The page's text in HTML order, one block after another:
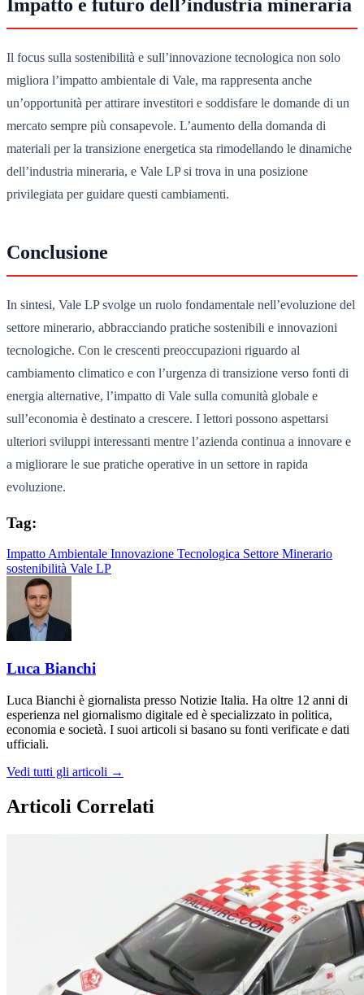
Impatto e futuro dell’industria mineraria
Il focus sulla sostenibilità e sull’innovazione tecnologica non solo
migliora l’impatto ambientale di Vale, ma rappresenta anche
un’opportunità per attirare investitori e soddisfare le domande di un
mercato sempre più consapevole. L’aumento della domanda di
materiali per la transizione energetica sta rimodellando le dinamiche
dell’industria mineraria, e Vale LP si trova in una posizione
privilegiata per guidare questi cambiamenti.
Conclusione
In sintesi, Vale LP svolge un ruolo fondamentale nell’evoluzione del
settore minerario, abbracciando pratiche sostenibili e innovazioni
tecnologiche. Con le crescenti preoccupazioni riguardo al
cambiamento climatico e con l’urgenza di transizione verso fonti di
energia alternative, l’impatto di Vale sulla comunità globale e
sull’economia è destinato a crescere. I lettori possono aspettarsi
ulteriori sviluppi interessanti mentre l’azienda continua a innovare e
a migliorare le sue pratiche operative in un settore in rapida
evoluzione.
Tag:
Impatto Ambientale Innovazione Tecnologica Settore Minerario
sostenibilità Vale LP
Luca Bianchi
Luca Bianchi è giornalista presso Notizie Italia. Ha oltre 12 anni di
esperienza nel giornalismo digitale ed è specializzato in politica,
economia e società. I suoi articoli si basano su fonti verificate e dati
ufficiali.
Vedi tutti gli articoli →
Articoli Correlati